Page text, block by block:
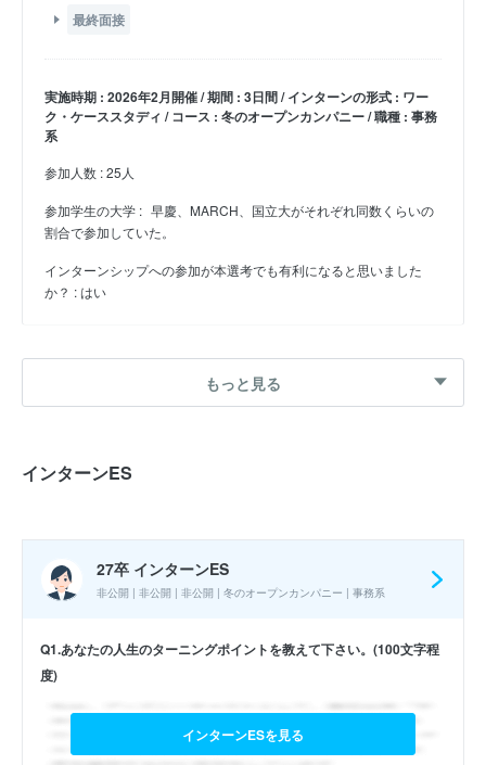
最終面接
実施時期 : 2026年2月開催 / 期間 : 3日間 / インターンの形式 : ワー
ク・ケーススタディ / コース : 冬のオープンカンパニー / 職種 : 事務
系
参加人数 : 25人
参加学生の大学 : 早慶、MARCH、国立大がそれぞれ同数くらいの
割合で参加していた。
インターンシップへの参加が本選考でも有利になると思いました
か？ : はい
選考フロー : エントリーシート
実施時期 : 2025年8月開催 / 期間 : 2日間 / インターンの形式 : 職場・
工場見学 / コース : 夏オープンカンパニー 技術系 研究職向けコース
/ 職種 : 技術系
参加学生の大学 : 旧帝大学や地方国公立大の大学院生がほとんどだ
った。私立大学の人の数は1割以下だった。
インターンシップへの参加が本選考でも有利になると思いました
もっと見る
インターンES
27卒 インターンES
非公開 | 非公開 | 非公開 | 冬のオープンカンパニー | 事務系
Q1.あなたの人生のターニングポイントを教えて下さい。(100文字程
度)
インターンESを見る